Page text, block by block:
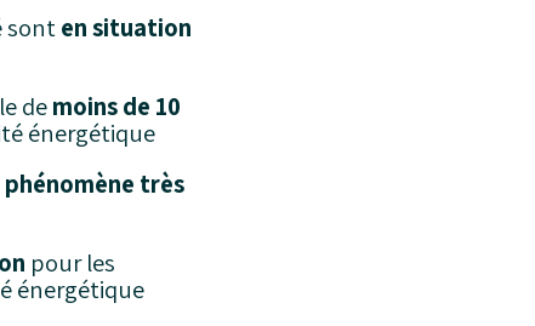
sonten situation
demoins de 10
énergétique
phénomène très
pour les
énergétique